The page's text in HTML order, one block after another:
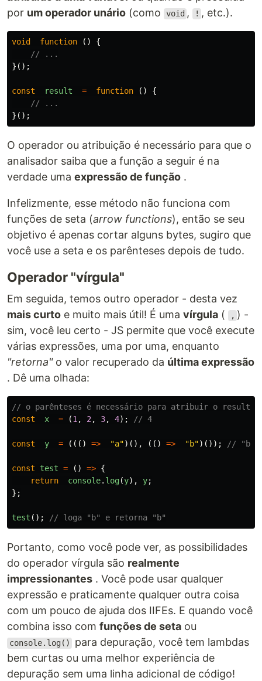
por um operador unário (como void , ! , etc.).
void function ()
{
// ...
}();
const result = function ()
{
// ...
}();
O operador ou atribuição é necessário para que o
analisador saiba que a função a seguir é na
verdade uma expressão de função .
Infelizmente, esse método não funciona com
funções de seta (arrow functions), então se seu
objetivo é apenas cortar alguns bytes, sugiro que
você use a seta e os parênteses depois de tudo.
Operador "vírgula"
Em seguida, temos outro operador - desta vez
mais curto e muito mais útil! É uma vírgula ( , ) -
sim, você leu certo - JS permite que você execute
várias expressões, uma por uma, enquanto
"retorna"o valor recuperado da última expressão
. Dê uma olhada:
// o parênteses é necessário para atribuir o
const
x = (1 , 2 , 3, 4); // 4
const y = ((() => "a")(), (() => "b")()); // "b"
const test = () => {
return
console. log(y), y;
};
test (); // loga "b" e retorna "b"
Portanto, como você pode ver, as possibilidades
do operador vírgula são realmente
impressionantes . Você pode usar qualquer
expressão e praticamente qualquer outra coisa
com um pouco de ajuda dos IIFEs. E quando você
combina isso com funções de seta ou
console.log()
para depuração, você tem lambdas
bem curtas ou uma melhor experiência de
depuração sem uma linha adicional de código!